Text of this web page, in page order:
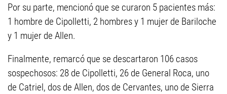
Por su parte, mencionó que se curaron 5 pacientes más:
1 hombre de Cipolletti, 2 hombres y 1 mujer de Bariloche
y 1 mujer de Allen.
Finalmente, remarcó que se descartaron 106 casos
sospechosos: 28 de Cipolletti, 26 de General Roca, uno
de Catriel, dos de Allen, dos de Cervantes, uno de Sierra